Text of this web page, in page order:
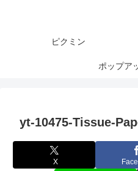
ピクミン
ポップア
yt-10475-Tissue-
X